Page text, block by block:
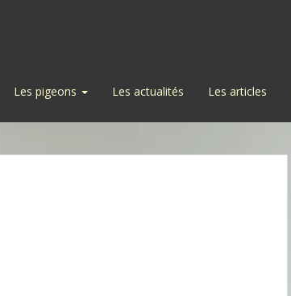
Les pigeons Les actualités Les articles